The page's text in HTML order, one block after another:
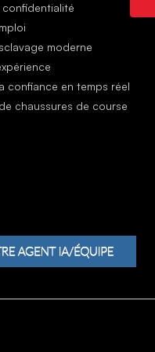
moderne
confiance en temps réel
chaussures de course